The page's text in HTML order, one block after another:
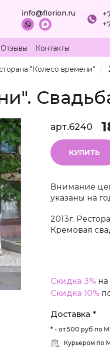
info@florion.ru
Отзывы Контакты
"Колесо времени"
арт.6240
КУПИТЬ
Внимание
указаны на
2013г.
Кремовая
Скидка 3%
Скидка 10%
Доставка *
* - от 500 руб по
Курьером по